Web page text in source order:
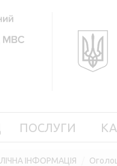
ПОСЛУГИ
ІНФОРМАЦІЯ